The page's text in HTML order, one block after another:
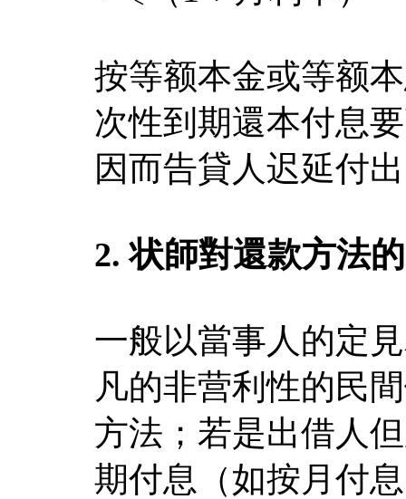
按等额本金或等额
次性到期還本付息
因而告貸人迟延付
2. 状師對還款方法
一般以當事人的定
凡的非营利性的民
方法；若是出借人
期付息（如按月付